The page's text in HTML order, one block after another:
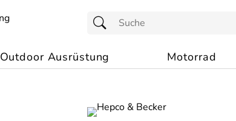
Outdoor Ausrüstung Motorrad